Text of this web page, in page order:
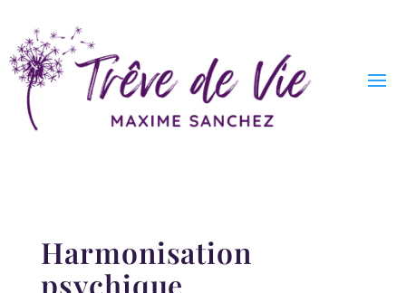
Harmonisation
psychique